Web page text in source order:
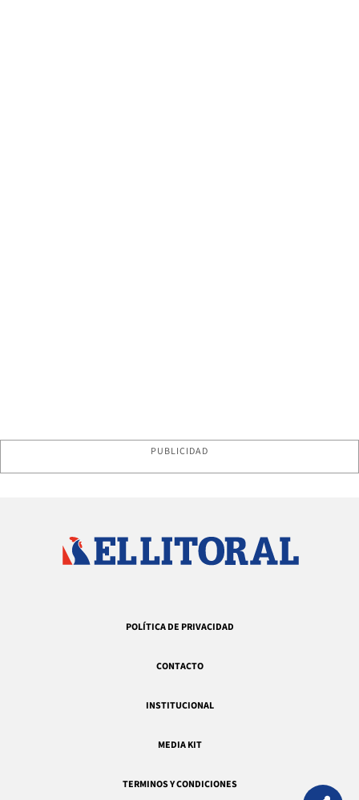
PUBLICIDAD
POLÍTICA DE PRIVACIDAD
CONTACTO
INSTITUCIONAL
MEDIA KIT
TERMINOS Y CONDICIONES